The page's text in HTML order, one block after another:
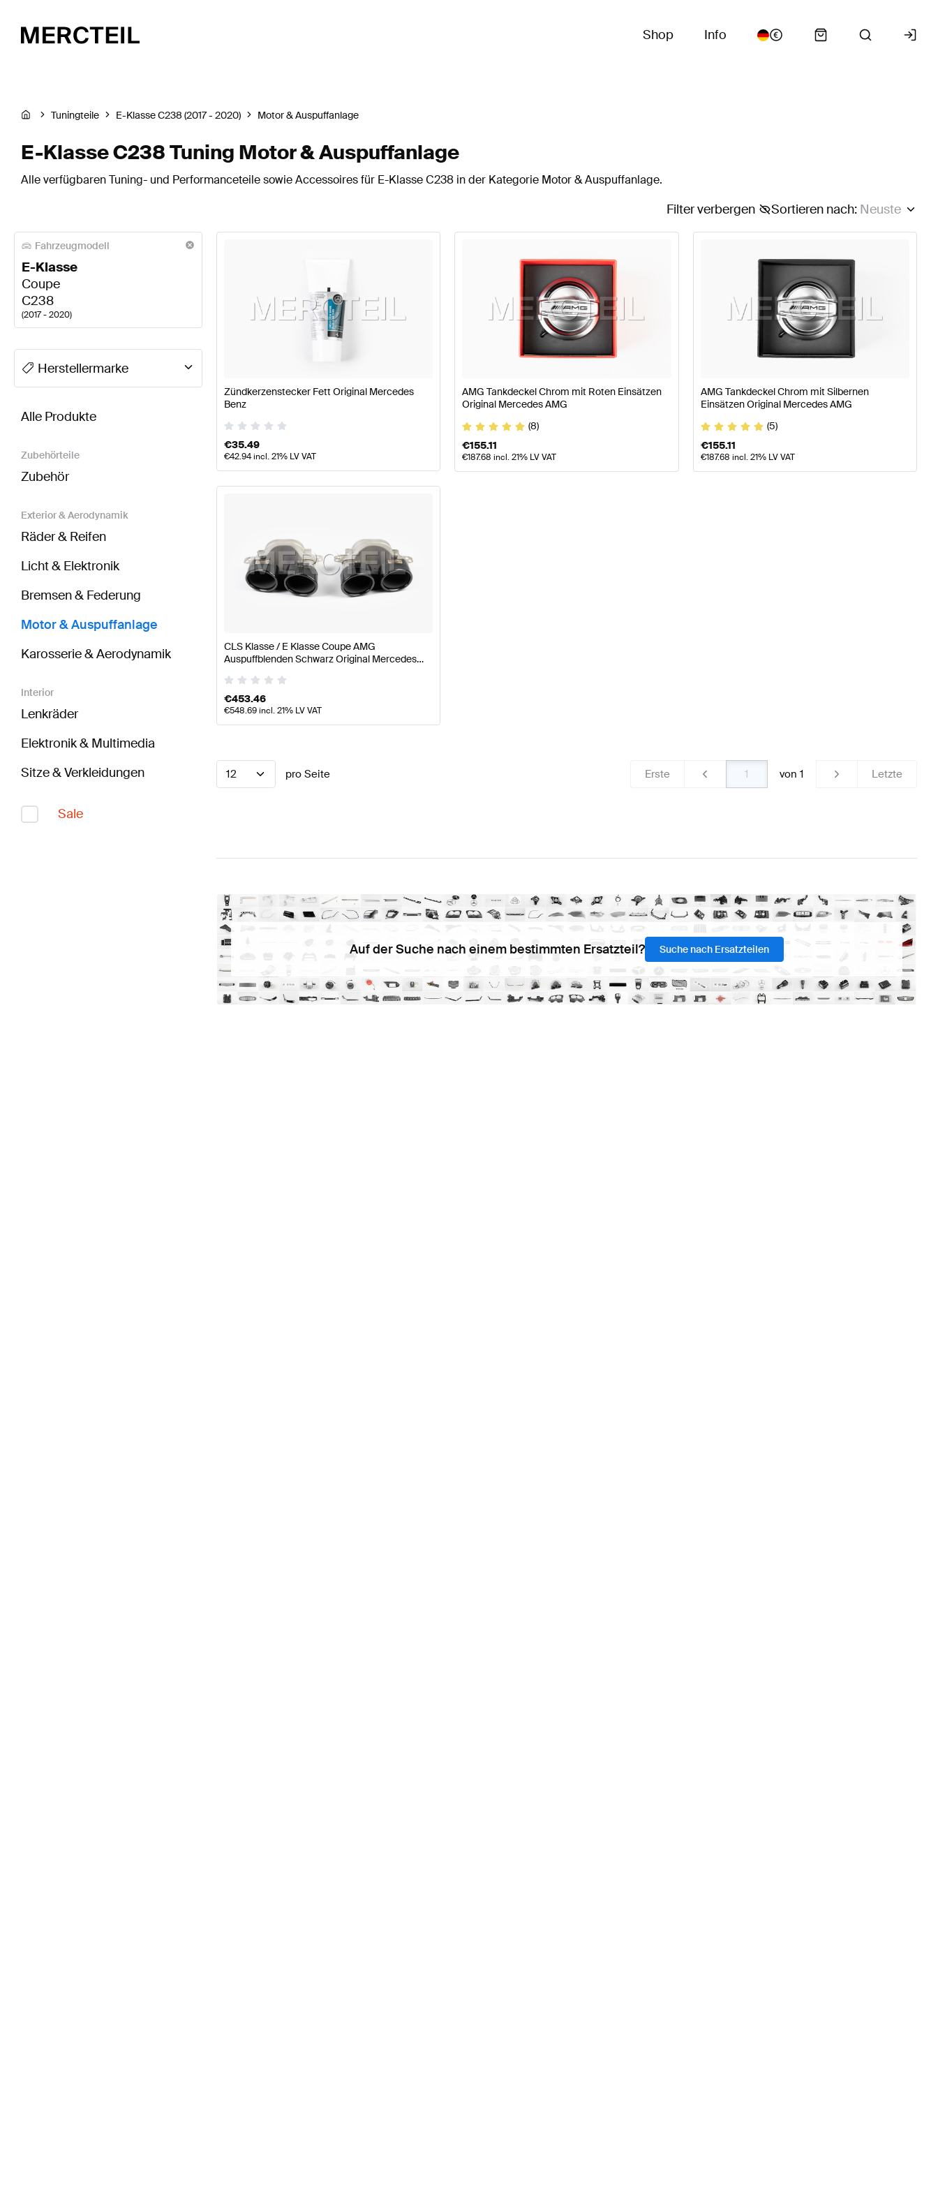
Shop Info
Tuningteile E-Klasse C238 (2017 - 2020) Motor & Auspuffanlage
E-Klasse C238 Tuning Motor & Auspuffanlage
Alle verfügbaren Tuning- und Performanceteile sowie Accessoires für E-Klasse C238 in der Kategorie Motor & Auspuffanlage.
Sortieren nach: Neuste
Filter verbergen
Fahrzeugmodell
E-Klasse
Coupe
C238
(2017 - 2020)
A-Klasse Tuning Motor & Auspuffanlage A-Klasse W177 Modellpflege Tuning Motor & AuspuffanlageA-Klasse W177 Tuning Motor & Auspuffanlage
Herstellermarke
BRABUS E-Klasse C238 Motor & AuspuffanlageAMG E-Klasse C238 Motor & AuspuffanlageMercedes-Benz E-Klasse C238 Motor & Auspuffanlage
Alle Produkte
Zubehörteile
Zubehör
Exterior & Aerodynamik
Räder & Reifen
Licht & Elektronik
Bremsen & Federung
Motor & Auspuffanlage
Karosserie & Aerodynamik
Interior
Lenkräder
Elektronik & Multimedia
Sitze & Verkleidungen
Sale
Zündkerzenstecker Fett Original Mercedes
Benz
€35.49
€42.94incl. 21% LV VAT
AMG Tankdeckel Chrom mit Roten Einsätzen
Original Mercedes AMG
(8)
€155.11
€187.68 incl. 21% LV VAT
AMG Tankdeckel Chrom mit Silbernen
Einsätzen Original Mercedes AMG
(5)
€155.11
€187.68 incl. 21% LV VAT
CLS Klasse / E Klasse Coupe AMG
Auspuffblenden Schwarz Original Mercedes
€453.46
€548.69incl. 21% LV VAT
12 pro Seite Erste von 1 Letzte
Auf der Suche nach einem bestimmten Ersatzteil? Suche nach Ersatzteilen